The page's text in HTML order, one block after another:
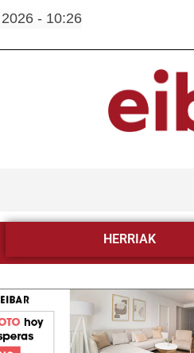
- 10:26
HERRIAK